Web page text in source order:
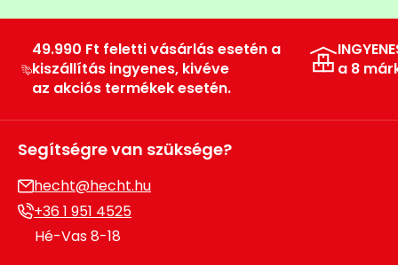
49.990 Ft feletti vásárlás esetén a
kiszállítás ingyenes, kivéve
az akciós termékek esetén.
a 8
Segítségre van szüksége?
hecht@hecht.hu
+36 1 951 4525
Hé-Vas 8-18